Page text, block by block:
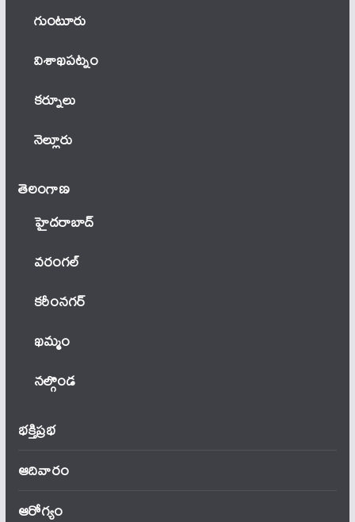
గుంటూరు
విశాఖపట్నం
కర్నూలు
నెల్లూరు
తెలంగాణ‌
హైదరాబాద్
వ‌రంగ‌ల్
కరీంనగర్
ఖ‌మ్మం
నల్గొండ
భక్తిప్రభ
ఆదివారం
ఆరోగ్యం